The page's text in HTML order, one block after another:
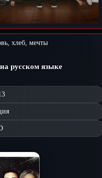
хлеб, мечты
русском языке